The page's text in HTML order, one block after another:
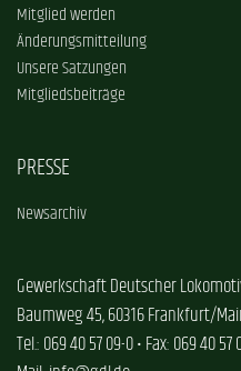
Mitglied werden
Änderungsmitteilung
Unsere Satzungen
Mitgliedsbeiträge
PRESSE
Newsarchiv
Gewerkschaft Deutscher
Baumweg 45, 60316 Frankfurt/
Tel.: 069 40 57 09-0 • Fax: 069 40 57